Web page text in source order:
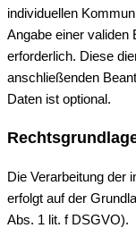
individuellen
Angabe einer validen
erforderlich. Diese
anschließenden
Daten ist optional.
Die Verarbeitung der
erfolgt auf der
Abs. 1 lit. f DSGVO).